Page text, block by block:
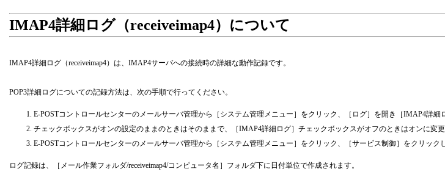
IMAP4詳細ログ（receiveimap4）について
IMAP4詳細ログ（receiveimap4）は、IMAP4サーバへの接続時の詳細な動作記録です。
POP3詳細ログについての記録方法は、次の手順で行ってください。
E-POSTコントロールセンターのメールサーバ管理から［システム管理メニュー］をクリック、［ログ］を開き［IMAP4詳細
チェックボックスがオンの設定のままのときはそのままで、［IMAP4詳細ログ］チェックボックスがオフのときはオンに変
E-POSTコントロールセンターのメールサーバ管理から［システム管理メニュー］をクリック、［サービス制御］をクリッ
ログ記録は、［メール作業フォルダ/receiveimap4/コンピュータ名］フォルダ下に日付単位で作成されます。